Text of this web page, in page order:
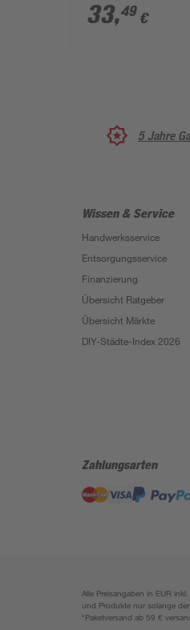
33,49 €
5 Jahre
Wissen & Service
Handwerksservice
Entsorgungsservice
Finanzierung
Übersicht Ratgeber
Übersicht Märkte
DIY-Städte-Index 2026
Zahlungsarten
Alle Preisangaben in EUR
und Produkte nur solange der
*Paketversand ab 59 €